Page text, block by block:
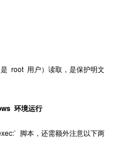
root 用户）读取，是保护明文
环境运行
脚本，还需额外注意以下两